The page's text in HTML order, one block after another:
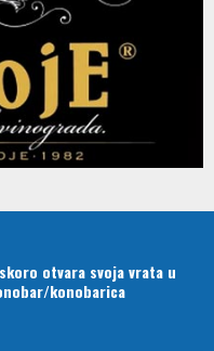
otvara svoja vrata u
konobarica